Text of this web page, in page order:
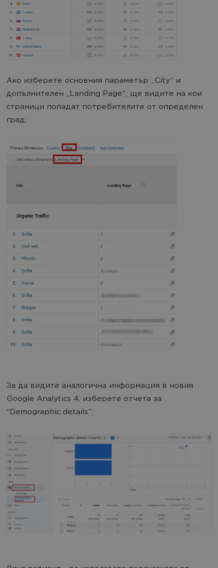
Ако изберете основния параметър „City“ и
допълнителен „Landing Page“, ще видите на кои
страници попадат потребителите от определен
град:
За да видите аналогична информация в новия
Google Analytics 4, изберете отчета за
“Demographic details”: